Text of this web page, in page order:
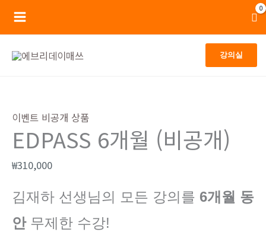
Main
Menu
강의실
이벤트 비공개 상품
EDPASS 6개월 (비공개)
₩310,000
김재하 선생님의 모든 강의를 6개월 동
안무제한 수강!
6
개
월
(비
공
개)
수